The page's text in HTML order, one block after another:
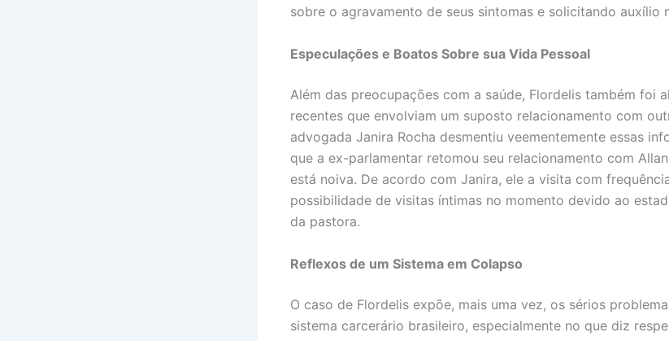
sobre o agravamento de seus sintomas e solicitando auxílio
Especulações e Boatos Sobre sua Vida Pessoal
Além das preocupações com a saúde, Flordelis também foi
recentes que envolviam um suposto relacionamento com
advogada Janira Rocha desmentiu veementemente essas
que a ex-parlamentar retomou seu relacionamento com
está noiva. De acordo com Janira, ele a visita com
possibilidade de visitas íntimas no momento devido ao
da pastora.
Reflexos de um Sistema em Colapso
O caso de Flordelis expõe, mais uma vez, os sérios
sistema carcerário brasileiro, especialmente no que diz